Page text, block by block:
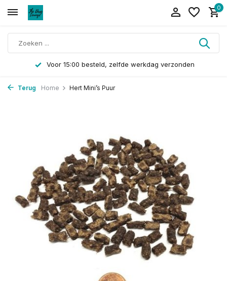
0
Voor 15:00 besteld, zelfde werkdag verzonden
Terug Home Hert Mini’s Puur